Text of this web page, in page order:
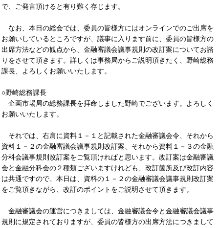
で、ご発言頂けると有り難く存じます。
なお、本日の総会では、委員の皆様方にはオンラインでのご出席を
お願いしているところですが、議事に入ります前に、委員の皆様方の
出席方法などの観点から、金融審議会議事規則の改訂案についてお諮
りをさせて頂きます。詳しくは事務局からご説明頂きたく、野崎総務
課長、よろしくお願いいたします。
○野崎総務課長
企画市場局の総務課長を拝命しました野崎でございます。よろしく
お願いいたします。
それでは、右肩に資料１－１と記載された金融審議会令、それから
資料１－２の金融審議会議事規則改訂案、それから資料１－３の金融
分科会議事規則改訂案をご覧頂ければと思います。改訂案は金融審議
会と金融分科会の２種類ございますけれども、改訂箇所及び改訂内容
は共通ですので、本日は、資料の１－２の金融審議会議事規則改訂案
をご覧頂きながら、改訂のポイントをご説明させて頂きます。
金融審議会の運営につきましては、金融審議会令と金融審議会議事
規則に規定されておりますが、委員の皆様方の出席方法につきまして